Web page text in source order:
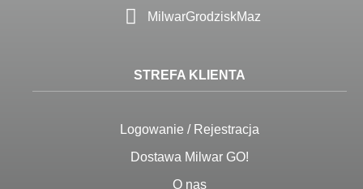
MilwarGrodziskMaz
STREFA KLIENTA
Logowanie / Rejestracja
Dostawa Milwar GO!
O nas